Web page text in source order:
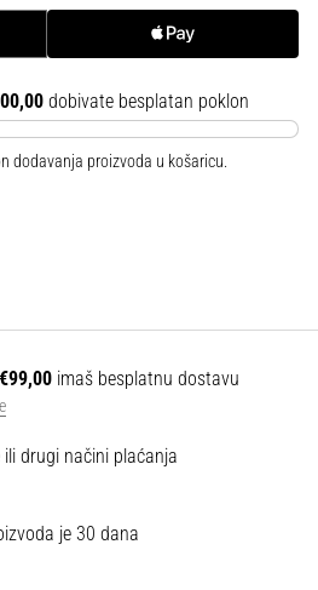
dobivate besplatan poklon
dodavanja proizvoda u košaricu.
€99,00 imaš besplatnu dostavu
drugi načini plaćanja
je 30 dana